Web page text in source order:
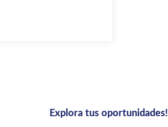
Explora tus oportunidades!